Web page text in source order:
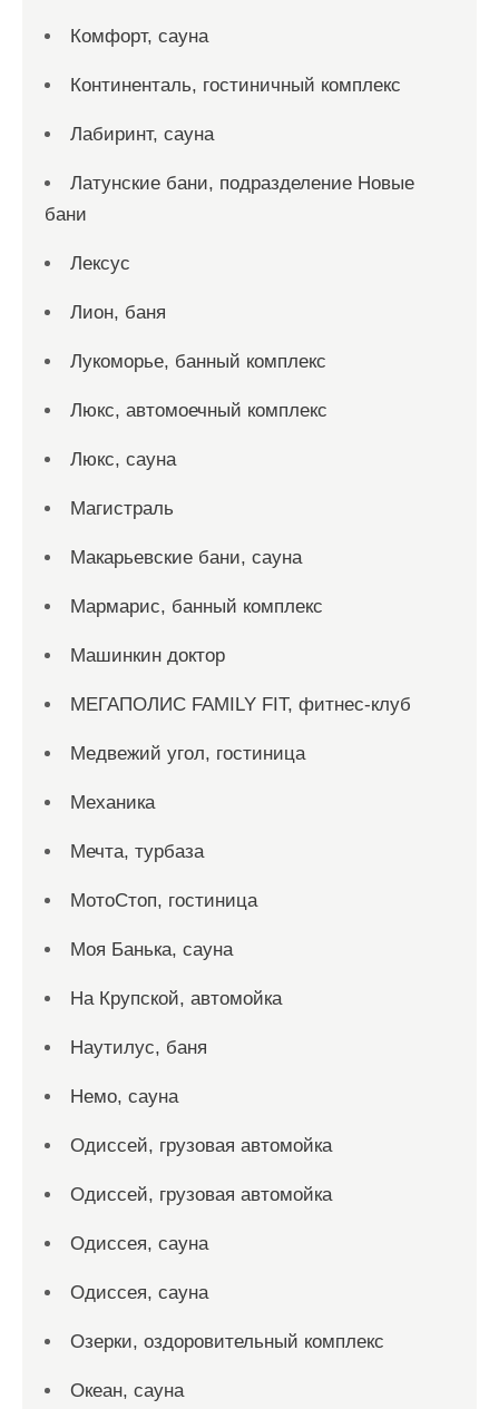
Комфорт, сауна
Континенталь, гостиничный комплекс
Лабиринт, сауна
Латунские бани, подразделение Новые
бани
Лексус
Лион, баня
Лукоморье, банный комплекс
Люкс, автомоечный комплекс
Люкс, сауна
Магистраль
Макарьевские бани, сауна
Мармарис, банный комплекс
Машинкин доктор
МЕГАПОЛИС FAMILY FIT, фитнес-клуб
Медвежий угол, гостиница
Механика
Мечта, турбаза
МотоСтоп, гостиница
Моя Банька, сауна
На Крупской, автомойка
Наутилус, баня
Немо, сауна
Одиссей, грузовая автомойка
Одиссей, грузовая автомойка
Одиссея, сауна
Одиссея, сауна
Озерки, оздоровительный комплекс
Океан, сауна